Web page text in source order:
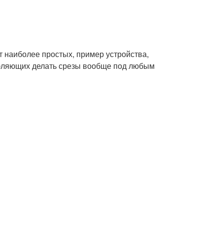
простых, пример устройства,
делать срезы вообще под любым